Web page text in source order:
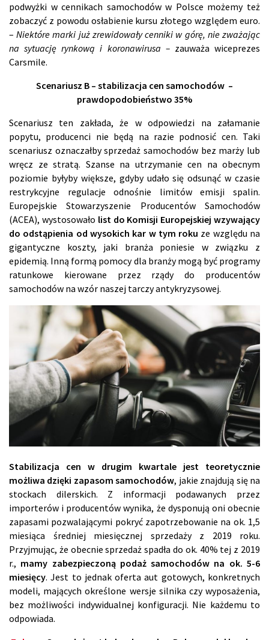
podwyżki w cennikach samochodów w Polsce możemy też
zobaczyć z powodu osłabienie kursu złotego względem euro.
– Niektóre marki już zrewidowały cenniki w górę, nie zważając
na sytuację rynkową i koronawirusa –zauważa wiceprezes
Carsmile.
Scenariusz B – stabilizacja cen samochodów –
prawdopodobieństwo 35%
Scenariusz ten zakłada, że w odpowiedzi na załamanie
popytu, producenci nie będą na razie podnosić cen. Taki
scenariusz oznaczałby sprzedaż samochodów bez marży lub
wręcz ze stratą. Szanse na utrzymanie cen na obecnym
poziomie byłyby większe, gdyby udało się odsunąć w czasie
restrykcyjne regulacje odnośnie limitów emisji spalin.
Europejskie Stowarzyszenie Producentów Samochodów
(ACEA), wystosowało list do Komisji Europejskiej wzywający
do odstąpienia od wysokich kar w tym roku ze względu na
gigantyczne koszty, jaki branża poniesie w związku z
epidemią. Inną formą pomocy dla branży mogą być programy
ratunkowe kierowane przez rządy do producentów
samochodów na wzór naszej tarczy antykryzysowej.
Stabilizacja cen w drugim kwartale jest teoretycznie
możliwa dzięki zapasom samochodów, jakie znajdują się na
stockach dilerskich. Z informacji podawanych przez
importerów i producentów wynika, że dysponują oni obecnie
zapasami pozwalającymi pokryć zapotrzebowanie na ok. 1,5
miesiąca średniej miesięcznej sprzedaży z 2019 roku.
Przyjmując, że obecnie sprzedaż spadła do ok. 40% tej z 2019
r., mamy zabezpieczoną podaż samochodów na ok. 5-6
miesięcy. Jest to jednak oferta aut gotowych, konkretnych
modeli, mających określone wersje silnika czy wyposażenia,
bez możliwości indywidualnej konfiguracji. Nie każdemu to
odpowiada.